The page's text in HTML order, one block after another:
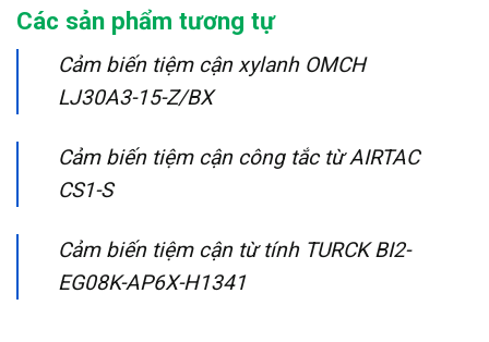
Các sản phẩm tương tự
Cảm biến tiệm cận xylanh OMCH
LJ30A3-15-Z/BX
Cảm biến tiệm cận công tắc từ AIRTAC
CS1-S
Cảm biến tiệm cận từ tính TURCK BI2-
EG08K-AP6X-H1341